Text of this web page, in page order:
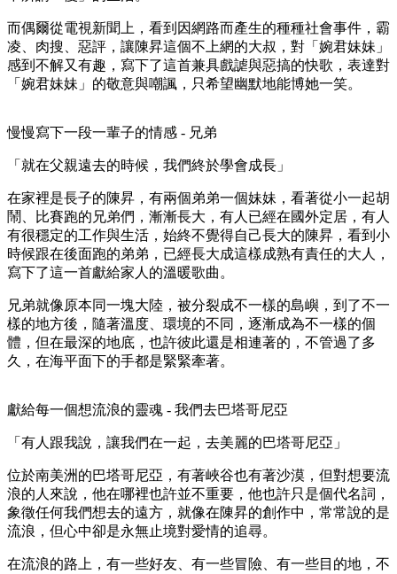
而偶爾從電視新聞上，看到因網路而產生的種種社會事件，霸
凌、肉搜、惡評，讓陳昇這個不上網的大叔，對「婉君妹妹」
感到不解又有趣，寫下了這首兼具戲謔與惡搞的快歌，表達對
「婉君妹妹」的敬意與嘲諷，只希望幽默地能博她一笑。
慢慢寫下一段一輩子的情感 - 兄弟
「就在父親遠去的時候，我們終於學會成長」
在家裡是長子的陳昇，有兩個弟弟一個妹妹，看著從小一起胡
鬧、比賽跑的兄弟們，漸漸長大，有人已經在國外定居，有人
有很穩定的工作與生活，始終不覺得自己長大的陳昇，看到小
時候跟在後面跑的弟弟，已經長大成這樣成熟有責任的大人，
寫下了這一首獻給家人的溫暖歌曲。
兄弟就像原本同一塊大陸，被分裂成不一樣的島嶼，到了不一
樣的地方後，隨著溫度、環境的不同，逐漸成為不一樣的個
體，但在最深的地底，也許彼此還是相連著的，不管過了多
久，在海平面下的手都是緊緊牽著。
獻給每一個想流浪的靈魂 - 我們去巴塔哥尼亞
「有人跟我說，讓我們在一起，去美麗的巴塔哥尼亞」
位於南美洲的巴塔哥尼亞，有著峽谷也有著沙漠，但對想要流
浪的人來說，他在哪裡也許並不重要，他也許只是個代名詞，
象徵任何我們想去的遠方，就像在陳昇的創作中，常常說的是
流浪，但心中卻是永無止境對愛情的追尋。
在流浪的路上，有一些好友、有一些冒險、有一些目的地，不